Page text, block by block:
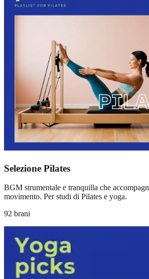
Selezione Pilates
BGM strumentale e tranquilla che
movimento. Per studi di Pilates e yoga.
92 brani